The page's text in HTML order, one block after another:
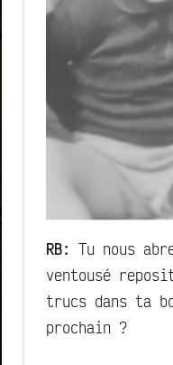
RB: Tu nous
ventousé
trucs dans ta
prochain ?